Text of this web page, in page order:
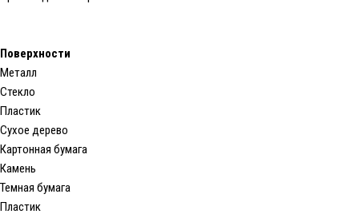
Поверхности
Металл
Стекло
Пластик
Сухое дерево
Картонная бумага
Камень
Темная бумага
Пластик